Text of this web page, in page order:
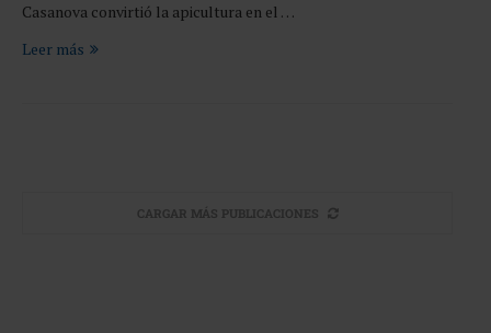
Casanova convirtió la apicultura en el …
Leer más
CARGAR MÁS PUBLICACIONES